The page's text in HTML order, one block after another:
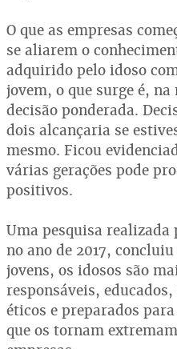
O que as empresas
se aliarem o
adquirido pelo idoso
jovem, o que surge é,
decisão ponderada.
dois alcançaria se
mesmo. Ficou
várias gerações pode
positivos.
Uma pesquisa
no ano de 2017,
jovens, os idosos são
responsáveis,
éticos e preparados
que os tornam